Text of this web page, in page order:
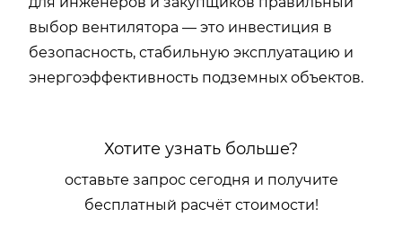
выбор вентилятора — это инвестиция в
безопасность, стабильную эксплуатацию и
энергоэффективность подземных объектов.
Хотите узнать больше?
оставьте запрос сегодня и получите
бесплатный расчёт стоимости!